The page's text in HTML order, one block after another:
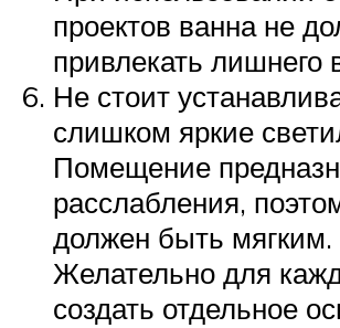
проектов ванна не
привлекать лишнего
Не стоит
слишком яркие
Помещение
расслабления,
должен быть мягким.
Желательно для
создать отдельное